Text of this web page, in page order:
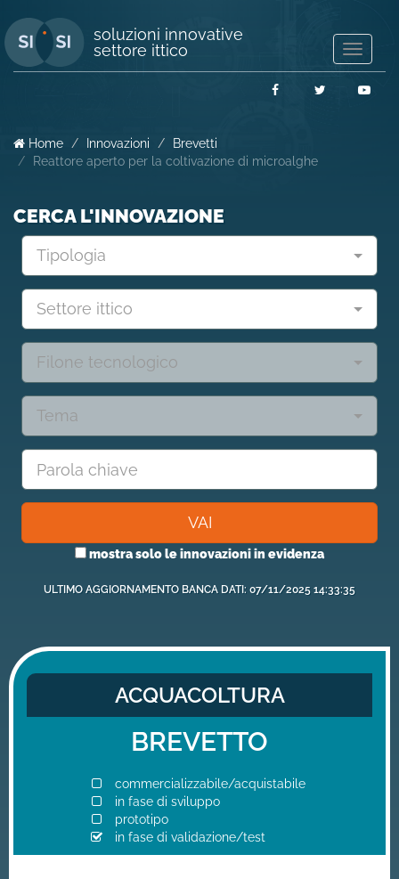
soluzioni innovative
settore ittico
FacebookTwitter
Home Innovazioni
Brevetti
Reattore aperto per la coltivazione di microalghe
CERCA L'INNOVAZIONE
Tipologia
Settore ittico
Filone tecnologico
Tema
VAI
mostra solo le innovazioni in evidenza
ULTIMO AGGIORNAMENTO BANCA DATI: 07/11/2025 14:33:35
ACQUACOLTURA
BREVETTO
commercializzabile/acquistabile
in fase di sviluppo
prototipo
in fase di validazione/test